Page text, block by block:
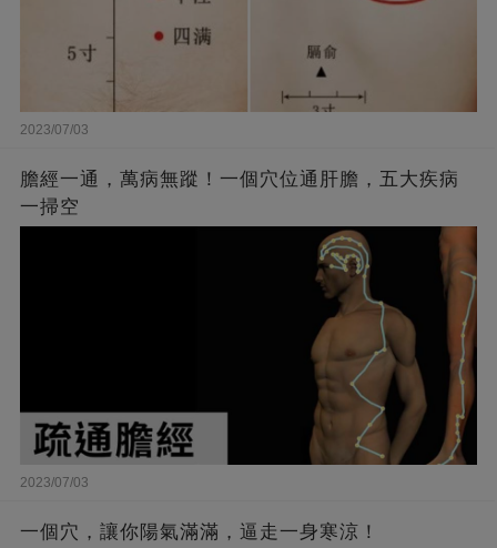
2023/07/03
膽經一通，萬病無蹤！一個穴位通肝膽，五大疾病
一掃空
2023/07/03
一個穴，讓你陽氣滿滿，逼走一身寒涼！